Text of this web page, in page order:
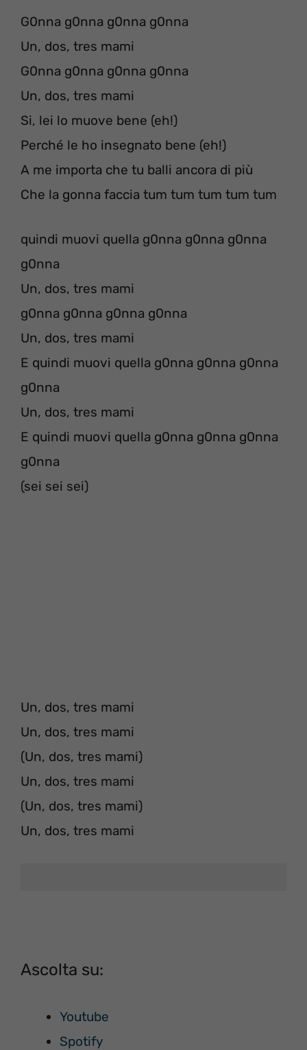
G0nna g0nna g0nna g0nna
Un, dos, tres mami
G0nna g0nna g0nna g0nna
Un, dos, tres mami
Si, lei lo muove bene (eh!)
Perché le ho insegnato bene (eh!)
A me importa che tu balli ancora di più
Che la gonna faccia tum tum tum tum tum
quindi muovi quella g0nna g0nna g0nna
g0nna
Un, dos, tres mami
g0nna g0nna g0nna g0nna
Un, dos, tres mami
E quindi muovi quella g0nna g0nna g0nna
g0nna
Un, dos, tres mami
E quindi muovi quella g0nna g0nna g0nna
g0nna
(sei sei sei)
Un, dos, tres mami
Un, dos, tres mami
(Un, dos, tres mami)
Un, dos, tres mami
(Un, dos, tres mami)
Un, dos, tres mami
Ascolta su:
Youtube
Spotify